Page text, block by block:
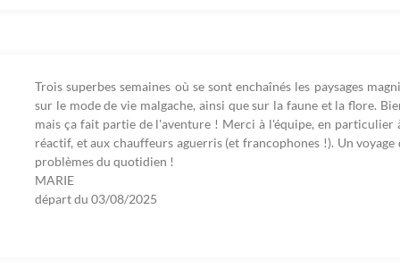
Trois superbes semaines où se sont enchaînés les paysages
sur le mode de vie malgache, ainsi que sur la faune et la flore.
mais ça fait partie de l'aventure ! Merci à l'équipe, en particulier
réactif, et aux chauffeurs aguerris (et francophones !). Un
problèmes du quotidien !
MARIE
départ du 03/08/2025